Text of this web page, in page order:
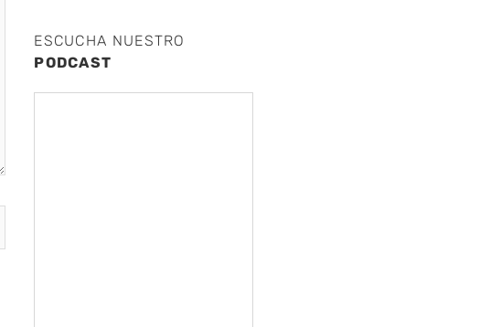
ESCUCHA NUESTRO
PODCAST